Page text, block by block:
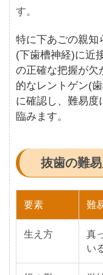
す。
特に下あごの親知
(下歯槽神経)に近
の正確な把握が欠
的なレントゲン(
に確認し、難易度
臨みます。
抜歯の難
要素 難
生え方
真
い